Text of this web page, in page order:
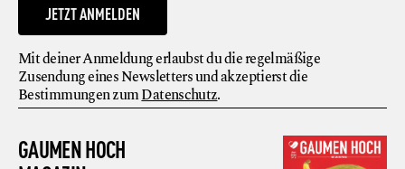
GAUMEN HOCH
JETZT ANMELDEN
Mit deiner Anmeldung erlaubst du die regelmäßige
Zusendung eines Newsletters und akzeptierst die
Bestimmungen zumDatenschutz.